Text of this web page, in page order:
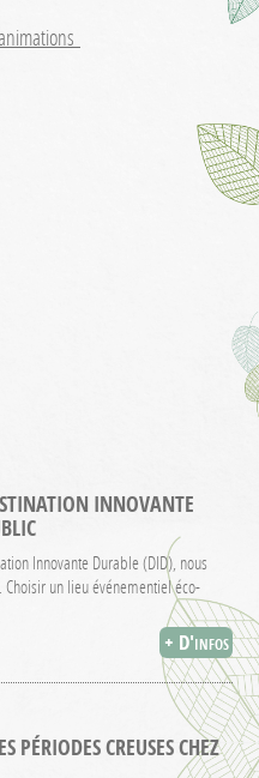
INNOVANTE
Innovante Durable (DID), nous
un lieu événementiel éco-
+ D'infos
PÉRIODES CREUSES CHEZ